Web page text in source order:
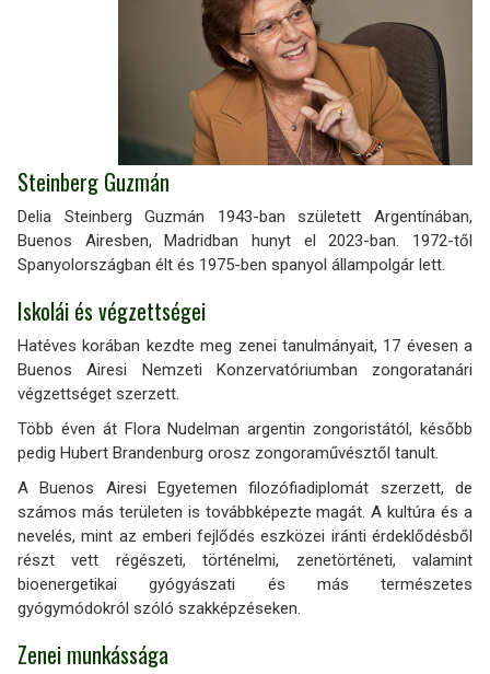
Steinberg Guzmán
Delia Steinberg Guzmán 1943-ban született Argentínában,
Buenos Airesben, Madridban hunyt el 2023-ban. 1972-től
Spanyolországban élt és 1975-ben spanyol állampolgár lett.
Iskolái és végzettségei
Hatéves korában kezdte meg zenei tanulmányait, 17 évesen a
Buenos Airesi Nemzeti Konzervatóriumban zongoratanári
végzettséget szerzett.
Több éven át Flora Nudelman argentin zongoristától, később
pedig Hubert Brandenburg orosz zongoraművésztől tanult.
A Buenos Airesi Egyetemen filozófiadiplomát szerzett, de
számos más területen is továbbképezte magát. A kultúra és a
nevelés, mint az emberi fejlődés eszközei iránti érdeklődésből
részt vett régészeti, történelmi, zenetörténeti, valamint
bioenergetikai gyógyászati és más természetes
gyógymódokról szóló szakképzéseken.
Zenei munkássága